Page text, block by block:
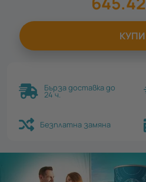
КУПИ
Бърза доставка до
24 ч.
Безплатна замяна